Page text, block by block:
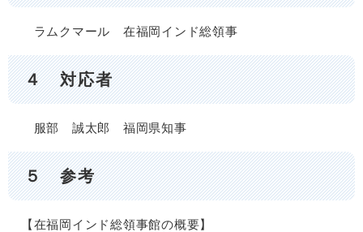
ラムクマール 在福岡インド総領事
４ 対応者
服部 誠太郎 福岡県知事
５ 参考
【在福岡インド総領事館の概要】